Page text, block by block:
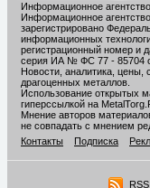
Информационное
Информационное
зарегистрировано
информационных
регистрационный номер и
серия ИА № ФС 77 - 85704
Новости, аналитика, цены,
драгоценных металлов.
Использование открытых
гиперссылкой на
Мнение авторов
не совпадать с мнением
Контакты
Подписка
RSS